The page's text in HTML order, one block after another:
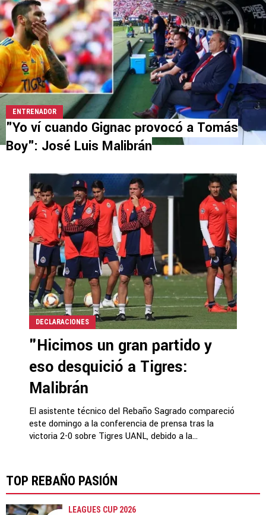
ENTRENADOR
"Yo ví cuando Gignac provocó a Tomás
Boy": José Luis Malibrán
DECLARACIONES
"Hicimos un gran partido y
eso desquició a Tigres:
Malibrán
El asistente técnico del Rebaño Sagrado compareció
este domingo a la conferencia de prensa tras la
victoria 2-0 sobre Tigres UANL, debido a la...
TOP REBAÑO PASIÓN
LEAGUES CUP 2026